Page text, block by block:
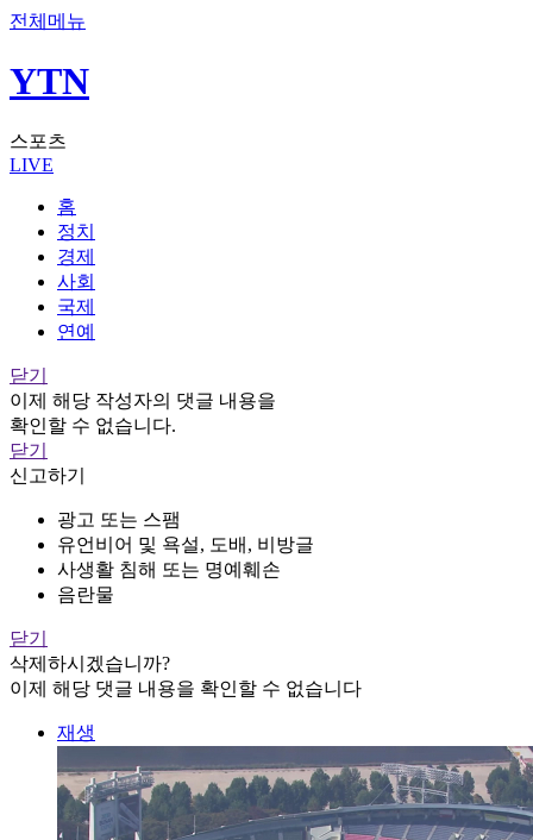
전체메뉴
YTN
스포츠
LIVE
홈
정치
경제
사회
국제
연예
닫기
이제 해당 작성자의 댓글 내용을
확인할 수 없습니다.
닫기
신고하기
광고 또는 스팸
유언비어 및 욕설, 도배, 비방글
사생활 침해 또는 명예훼손
음란물
닫기
삭제하시겠습니까?
이제 해당 댓글 내용을 확인할 수 없습니다
재생